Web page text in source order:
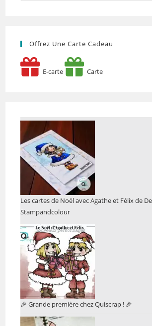
Offrez Une Carte Cadeau
E-carte Carte
Les cartes de Noël avec Agathe et Félix de
Stampandcolour
🎉 Grande première chez Quiscrap ! 🎉